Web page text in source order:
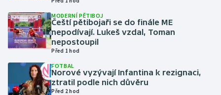
Lezení
Moderní pětiboj
MODERNÍ PĚTIBOJ
Čeští pětibojaři se do finále ME
nepodívají. Lukeš vzdal, Toman
nepostoupil
Před 1 hod
FOTBAL
Norové vyzývají Infantina k rezignaci,
ztratil podle nich důvěru
Před 2 hod